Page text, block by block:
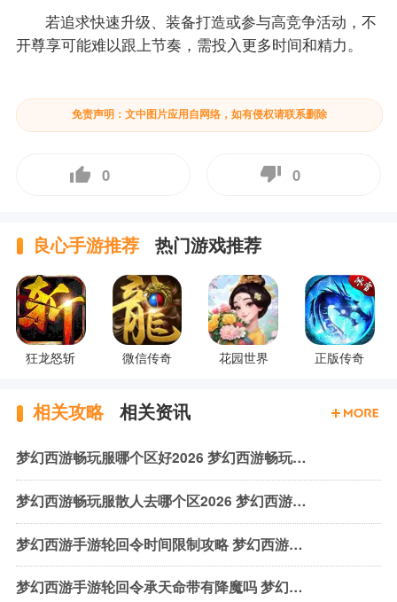
若追求快速升级、装备打造或参与高竞争活动，不
开尊享可能难以跟上节奏，需投入更多时间和精力。
免责声明：文中图片应用自网络，如有侵权请联系删除
0 0
良心手游推荐 热门游戏推荐
狂龙怒斩 微信传奇 花园世界 正版传奇
相关攻略 相关资讯
梦幻西游畅玩服哪个区好2026 梦幻西游畅玩服区服推荐
梦幻西游畅玩服散人去哪个区2026 梦幻西游畅玩服散人区服推荐
梦幻西游手游轮回令时间限制攻略 梦幻西游轮回令时间规则一览
梦幻西游手游轮回令承天命带有降魔吗 梦幻西游轮回令承天命介绍